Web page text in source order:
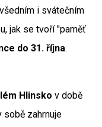
i svátečním
jak se tvoří "paměť
do 31. října.
Hlinsko v době
sobě zahrnuje